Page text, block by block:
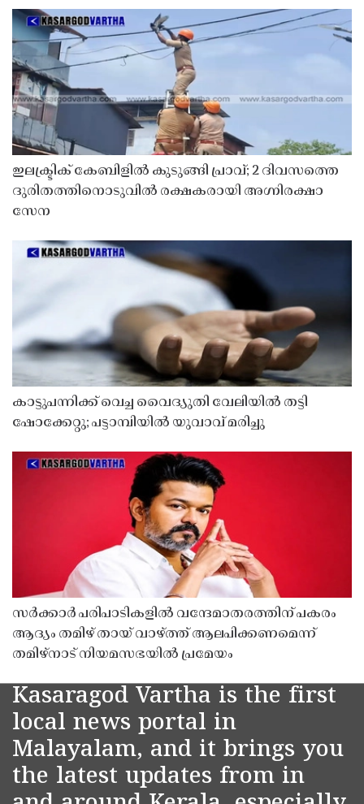
ഇലക്ട്രിക് കേബിളിൽ കുടുങ്ങി പ്രാവ്; 2 ദിവസത്തെ
ദുരിതത്തിനൊടുവിൽ രക്ഷകരായി അഗ്നിരക്ഷാ
സേന
കാട്ടുപന്നിക്ക് വെച്ച വൈദ്യുതി വേലിയിൽ തട്ടി
ഷോക്കേറ്റു; പട്ടാമ്പിയിൽ യുവാവ് മരിച്ചു
സർക്കാർ പരിപാടികളിൽ വന്ദേമാതരത്തിന് പകരം
ആദ്യം തമിഴ് തായ് വാഴ്ത്ത് ആലപിക്കണമെന്ന്
തമിഴ്നാട് നിയമസഭയിൽ പ്രമേയം
Kasaragod Vartha is the first
local news portal in
Malayalam, and it brings you
the latest updates from in